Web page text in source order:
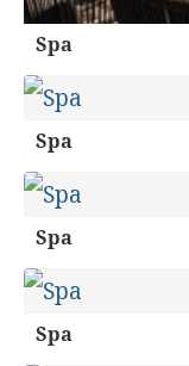
Spa
Spa
Spa
Spa